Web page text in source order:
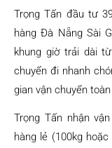
Trọng Tấn đầu tư
hàng Đà Nẵng Sài
khung giờ trải dài
chuyển đi nhanh
gian vận chuyển
Trọng Tấn nhận
hàng lẻ (100kg